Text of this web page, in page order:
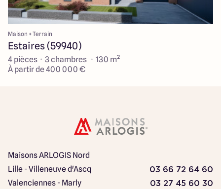
Maison + Terrain
Estaires (59940)
4 pièces · 3 chambres · 130 m²
À partir de 400 000 €
Maisons ARLOGIS Nord
Lille - Villeneuve d'Ascq
03 66 72 64 60
Valenciennes - Marly 03 27 45 60 30